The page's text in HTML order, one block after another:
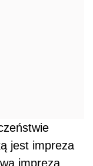
jest impreza
impreza